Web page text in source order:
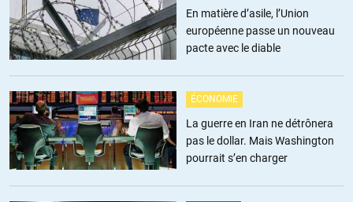
En matière d’asile, l’Union
européenne passe un nouveau
pacte avec le diable
ÉCONOMIE
La guerre en Iran ne détrônera
pas le dollar. Mais Washington
pourrait s’en charger